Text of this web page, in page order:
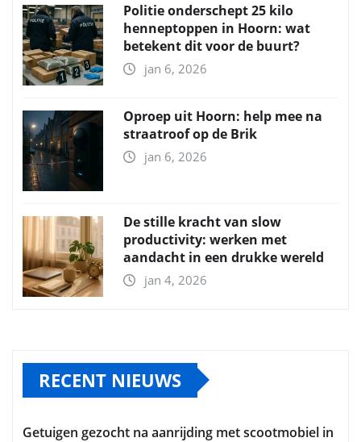
Politie onderschept 25 kilo
henneptoppen in Hoorn: wat
betekent dit voor de buurt?
jan 6, 2026
Oproep uit Hoorn: help mee na
straatroof op de Brik
jan 6, 2026
De stille kracht van slow
productivity: werken met
aandacht in een drukke wereld
jan 4, 2026
RECENT NIEUWS
Getuigen gezocht na aanrijding met scootmobiel in